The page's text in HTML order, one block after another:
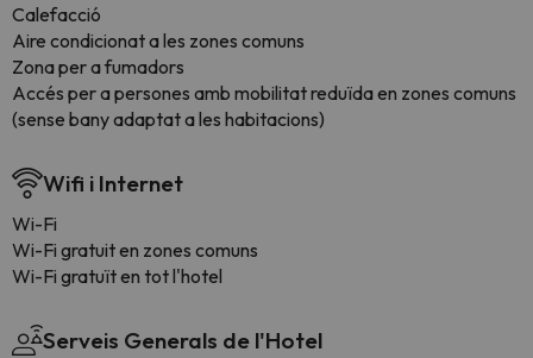
Calefacció
Aire condicionat a les zones comuns
Zona per a fumadors
Accés per a persones amb mobilitat reduïda en zones comuns
(sense bany adaptat a les habitacions)
Wifi i Internet
Wi-Fi
Wi-Fi gratuit en zones comuns
Wi-Fi gratuït en tot l'hotel
Serveis Generals de l'Hotel